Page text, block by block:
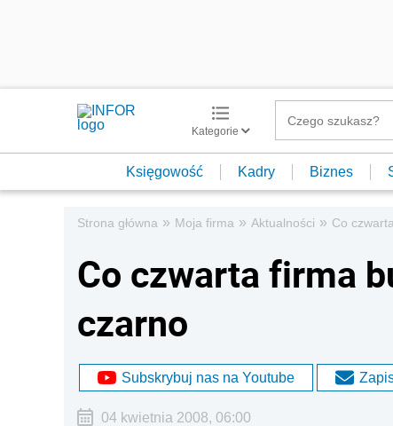
Kategorie
Księgowość Kadry Biznes
Strona główna » Moja firma » Aktualności » Co
Co czwarta firma
czarno
Subskrybuj nas na Youtube
04 kwietnia 2008, 06:00